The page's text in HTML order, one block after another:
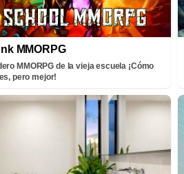
MMORPG
MMORPG de la vieja escuela ¡Cómo
pero mejor!